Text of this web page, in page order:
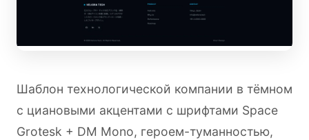
Шаблон технологической компании в тёмном
с циановыми акцентами с шрифтами Space
Grotesk + DM Mono, героем-туманностью,